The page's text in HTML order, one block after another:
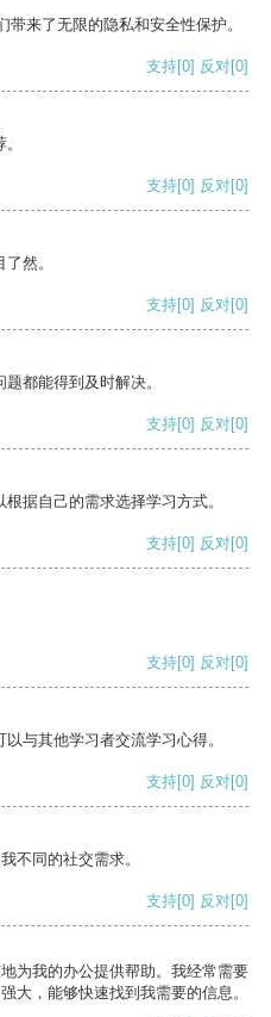
来了无限的隐私和安全性保护。
支持[0] 反对[0]
支持[0] 反对[0]
然。
支持[0] 反对[0]
都能得到及时解决。
支持[0] 反对[0]
据自己的需求选择学习方式。
支持[0] 反对[0]
支持[0] 反对[0]
与其他学习者交流学习心得。
支持[0] 反对[0]
不同的社交需求。
支持[0] 反对[0]
为我的办公提供帮助。我经常需要
大，能够快速找到我需要的信息。